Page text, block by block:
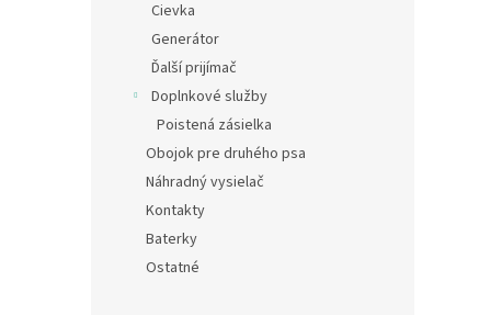
Cievka
Generátor
Ďalší prijímač
Doplnkové služby
Poistená zásielka
Obojok pre druhého psa
Náhradný vysielač
Kontakty
Baterky
Ostatné